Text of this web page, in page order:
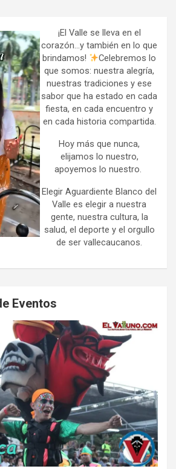
¡El Valle se lleva en el
corazón…y también en lo que
brindamos!
Celebremos lo
que somos: nuestra alegría,
nuestras tradiciones y ese
sabor que ha estado en cada
fiesta, en cada encuentro y
en cada historia compartida.
Hoy más que nunca,
elijamos lo nuestro,
apoyemos lo nuestro.
Elegir Aguardiente Blanco del
Valle es elegir a nuestra
gente, nuestra cultura, la
salud, el deporte y el orgullo
de ser vallecaucanos.
Eventos